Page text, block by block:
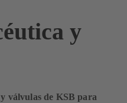
y
válvulas de KSB para